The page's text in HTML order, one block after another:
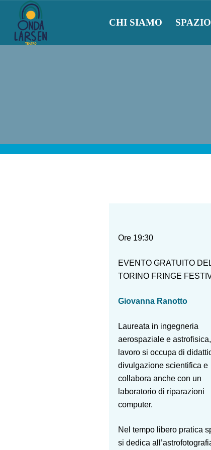
CHI SIAMO
Ore 19:30
EVENTO GRATUITO
TORINO FRINGE
Giovanna Ranotto
Laureata in ingegneria
aerospaziale e
lavoro si occupa di
divulgazione scientifica e
collabora anche con un
laboratorio di riparazioni
computer.
Nel tempo libero pratica
si dedica